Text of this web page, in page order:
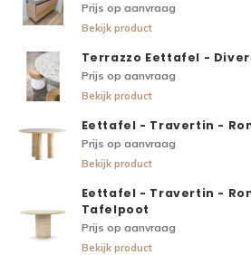
Prijs op aanvraag
Bekijk product
Terrazzo Eettafel -
Prijs op aanvraag
Bekijk product
Eettafel - Travertin -
Prijs op aanvraag
Bekijk product
Eettafel - Travertin -
Tafelpoot
Prijs op aanvraag
Bekijk product